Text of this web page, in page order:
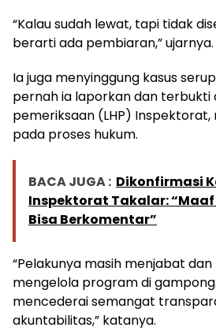
“Kalau sudah lewat, tapi tidak
berarti ada pembiaran,” ujarnya.
Ia juga menyinggung kasus
pernah ia laporkan dan terbukti
pemeriksaan (LHP)
pada proses hukum.
BACA JUGA : Dikonfirmasi
Inspektorat Takalar:
Bisa Berkomentar”
“Pelakunya masih menjabat
mengelola program di
mencederai semangat
akuntabilitas,” katanya.